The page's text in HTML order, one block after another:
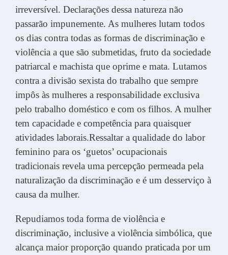
irreversível. Declarações dessa natureza não
passarão impunemente. As mulheres lutam todos
os dias contra todas as formas de discriminação e
violência a que são submetidas, fruto da sociedade
patriarcal e machista que oprime e mata. Lutamos
contra a divisão sexista do trabalho que sempre
impôs às mulheres a responsabilidade exclusiva
pelo trabalho doméstico e com os filhos. A mulher
tem capacidade e competência para quaisquer
atividades laborais.Ressaltar a qualidade do labor
feminino para os ‘guetos’ ocupacionais
tradicionais revela uma percepção permeada pela
naturalização da discriminação e é um desserviço à
causa da mulher.
Repudiamos toda forma de violência e
discriminação, inclusive a violência simbólica, que
alcança maior proporção quando praticada por um